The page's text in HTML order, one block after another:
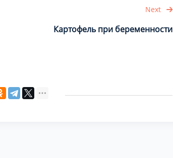
Next
Картофель при беременности